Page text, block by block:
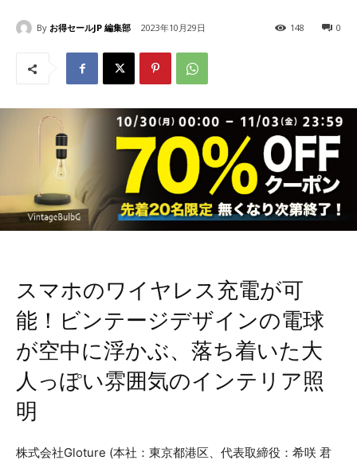
By お得セールJP 編集部 2023年10月29日 0
148
スマホのワイヤレス充電が可
能！ビンテージデザインの電球
が空中に浮かぶ、落ち着いた大
人っぽい雰囲気のインテリア照
明
株式会社Gloture (本社：東京都港区、代表取締役：希咲 君